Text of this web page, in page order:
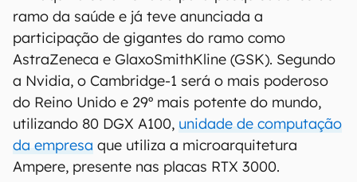
ramo da saúde e já teve anunciada a
participação de gigantes do ramo como
AstraZeneca e GlaxoSmithKline (GSK). Segundo
a Nvidia, o Cambridge-1 será o mais poderoso
do Reino Unido e 29º mais potente do mundo,
utilizando 80 DGX A100, unidade de computação
da empresa que utiliza a microarquitetura
Ampere, presente nas placas RTX 3000.